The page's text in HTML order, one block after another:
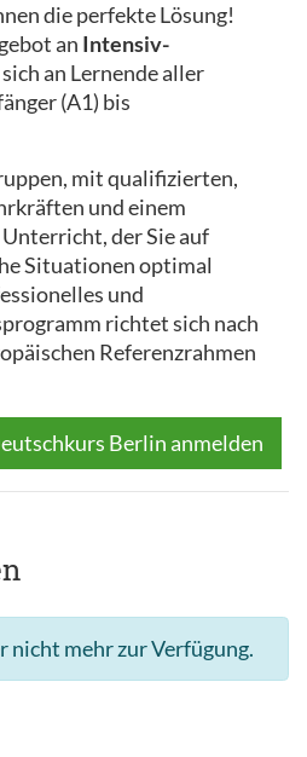
die perfekte Lösung!
an Intensiv-
an Lernende aller
(A1) bis
mit qualifizierten,
und einem
der Sie auf
Situationen optimal
und
richtet sich nach
Referenzrahmen
Berlin anmelden
nicht mehr zur Verfügung.